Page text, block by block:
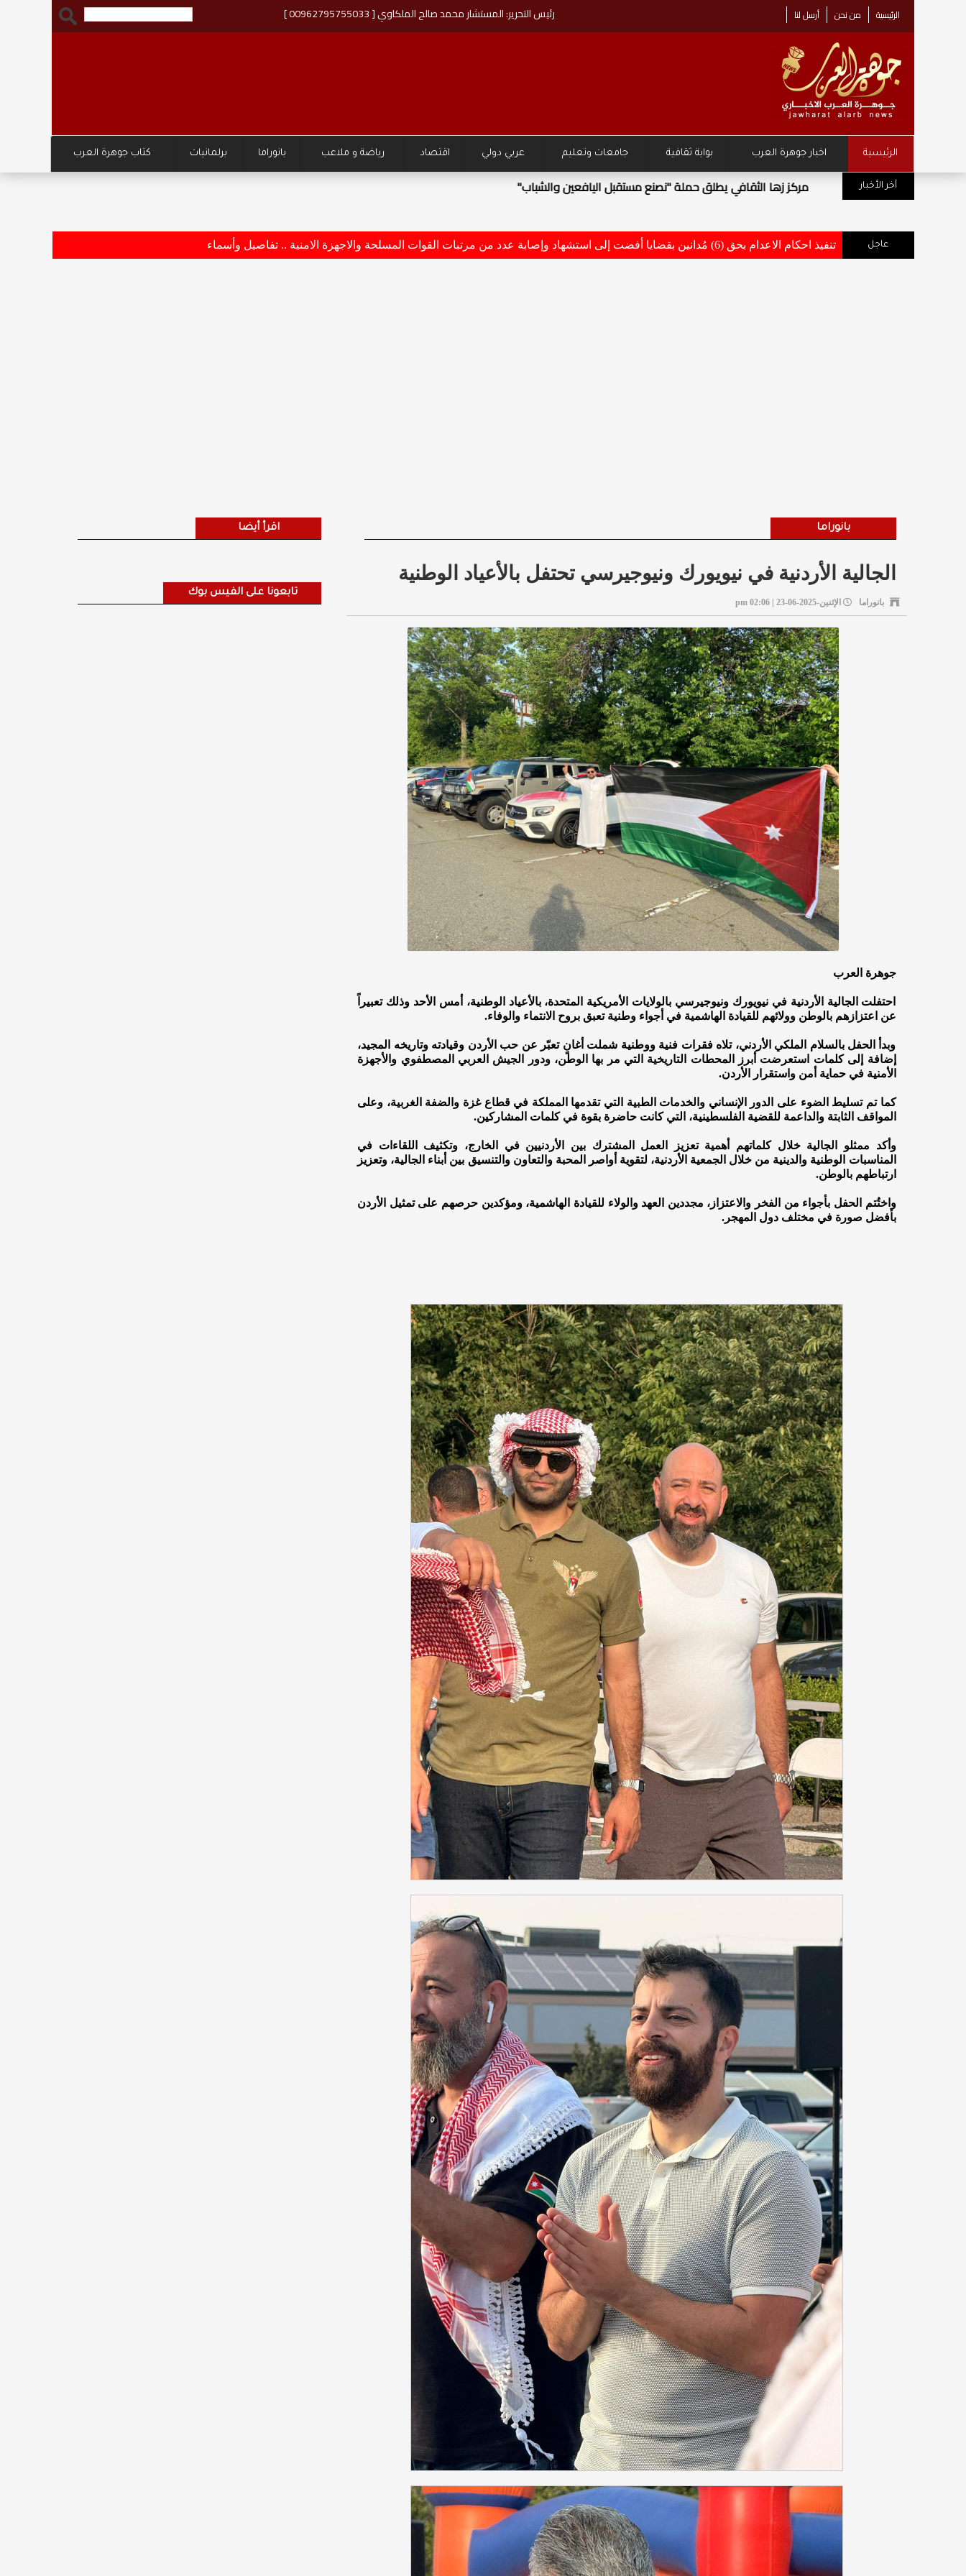
الرئيسية من نحن أرسل لنا رئيس التحرير: المستشار محمد صالح الملكاوي [ 00962795755033 ]
الرئيسية اخبار جوهرة العرب بوابة ثقافية جامعات وتعليم عربي دولي اقتصاد رياضة و ملاعب بانوراما برلمانيات كتاب جوهرة العرب
آخر الأخبار مركز زها الثقافي يطلق حملة "نصنع مستقبل اليافعين والشباب"
عاجل تنفيذ احكام الاعدام بحق (6) مُدانين بقضايا أفضت إلى استشهاد وإصابة عدد من مرتبات القوات المسلحة والاجهزة الامنية .. تفاصيل وأسماء
بانوراما
الجالية الأردنية في نيويورك ونيوجيرسي تحتفل بالأعياد الوطنية
بانوراما الإثنين-2025-06-23 | 02:06 pm
جوهرة العرب
احتفلت الجالية الأردنية في نيويورك ونيوجيرسي بالولايات الأمريكية المتحدة، بالأعياد الوطنية، أمس الأحد وذلك تعبيراً
عن اعتزازهم بالوطن وولائهم للقيادة الهاشمية في أجواء وطنية تعبق بروح الانتماء والوفاء.
وبدأ الحفل بالسلام الملكي الأردني، تلاه فقرات فنية ووطنية شملت أغانٍ تعبّر عن حب الأردن وقيادته وتاريخه المجيد،
إضافة إلى كلمات استعرضت أبرز المحطات التاريخية التي مر بها الوطن، ودور الجيش العربي المصطفوي والأجهزة
الأمنية في حماية أمن واستقرار الأردن.
كما تم تسليط الضوء على الدور الإنساني والخدمات الطبية التي تقدمها المملكة في قطاع غزة والضفة الغربية، وعلى
المواقف الثابتة والداعمة للقضية الفلسطينية، التي كانت حاضرة بقوة في كلمات المشاركين.
وأكد ممثلو الجالية خلال كلماتهم أهمية تعزيز العمل المشترك بين الأردنيين في الخارج، وتكثيف اللقاءات في
المناسبات الوطنية والدينية من خلال الجمعية الأردنية، لتقوية أواصر المحبة والتعاون والتنسيق بين أبناء الجالية، وتعزيز
ارتباطهم بالوطن.
واختُتم الحفل بأجواء من الفخر والاعتزاز، مجددين العهد والولاء للقيادة الهاشمية، ومؤكدين حرصهم على تمثيل الأردن
بأفضل صورة في مختلف دول المهجر.
اقرأ أيضا
تابعونا على الفيس بوك